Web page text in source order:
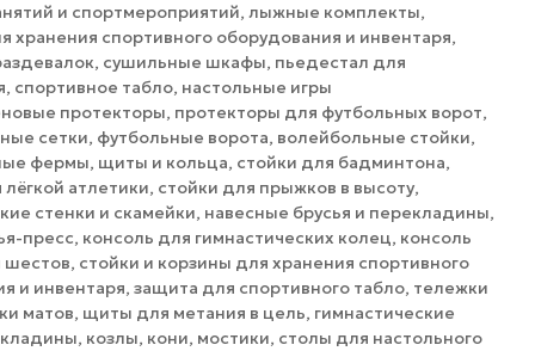
и спортмероприятий, лыжные комплекты,
хранения спортивного оборудования и инвентаря,
сушильные шкафы, пьедестал для
спортивное табло, настольные игры
протекторы, протекторы для футбольных ворот,
сетки, футбольные ворота, волейбольные стойки,
фермы, щиты и кольца, стойки для бадминтона,
атлетики, стойки для прыжков в высоту,
стенки и скамейки, навесные брусья и перекладины,
пресс, консоль для гимнастических колец, консоль
шестов, стойки и корзины для хранения спортивного
и инвентаря, защита для спортивного табло, тележки
матов, щиты для метания в цель, гимнастические
козлы, кони, мостики, столы для настольного